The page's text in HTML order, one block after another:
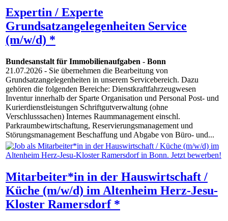
Expertin / Experte
Grundsatzangelegenheiten Service
(m/w/d) *
Bundesanstalt für Immobilienaufgaben - Bonn
21.07.2026 - Sie übernehmen die Bearbeitung von
Grundsatzangelegenheiten in unserem Servicebereich. Dazu
gehören die folgenden Bereiche: Dienstkraftfahrzeugwesen
Inventur innerhalb der Sparte Organisation und Personal Post- und
Kurierdienstleistungen Schriftgutverwaltung (ohne
Verschlusssachen) Internes Raummanagement einschl.
Parkraumbewirtschaftung, Reservierungsmanagement und
Störungsmanagement Beschaffung und Abgabe von Büro- und...
Mitarbeiter*in in der Hauswirtschaft /
Küche (m/w/d) im Altenheim Herz-Jesu-
Kloster Ramersdorf *